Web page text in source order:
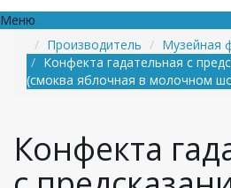
Меню
Производитель
Музейная
Конфекта гадательная с
(смоква яблочная в молочном
Конфекта